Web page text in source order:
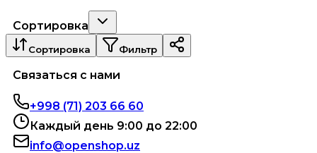
Сортировка
Сортировка Фильтр
Связаться с нами
+998 (71) 203 66 60
Каждый день 9:00 до 22:00
info@openshop.uz